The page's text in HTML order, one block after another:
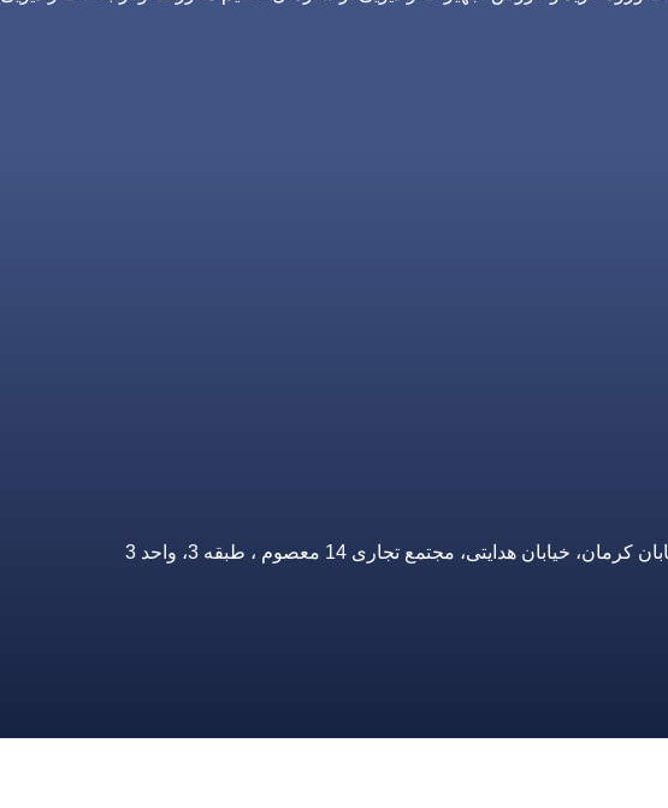
هدایتی، مجتمع تجاری 14 معصوم ، طبقه 3، واحد 3